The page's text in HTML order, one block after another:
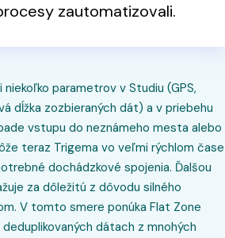
zautomatizovali.
parametrov v Studiu (GPS,
dĺžka zozbieraných dát) a v priebehu
vstupu do neznámeho mesta alebo
teraz Trigema vo veľmi rýchlom čase
dochádzkové spojenia. Ďalšou
za dôležitú z dôvodu silného
V tomto smere ponúka Flat Zone
dátach z mnohých